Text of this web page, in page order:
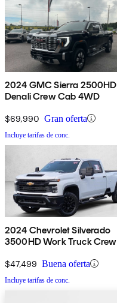
2024 GMC Sierra 2500HD
Denali Crew Cab 4WD
$69,990 Gran oferta
Incluye tarifas de conc.
2024 Chevrolet Silverado
3500HD Work Truck Crew
$47,499 Buena oferta
Incluye tarifas de conc.